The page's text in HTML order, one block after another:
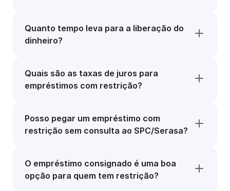
Quanto tempo leva para a liberação do
dinheiro?
Quais são as taxas de juros para
empréstimos com restrição?
Posso pegar um empréstimo com
restrição sem consulta ao SPC/Serasa?
O empréstimo consignado é uma boa
opção para quem tem restrição?